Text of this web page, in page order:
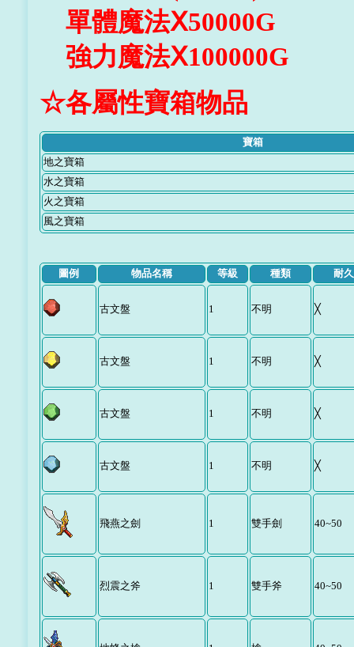
單體魔法Ⅹ50000G
強力魔法Ⅹ100000G
☆各屬性寶箱物品
寶箱
地之寶箱
水之寶箱
火之寶箱
風之寶箱
圖例 物品名稱 等級 種類 耐久
古文盤 1 不明 ╳
古文盤 1 不明 ╳
古文盤 1 不明 ╳
古文盤 1 不明 ╳
飛燕之劍 1 雙手劍 40~50
烈震之斧 1 雙手斧 40~50